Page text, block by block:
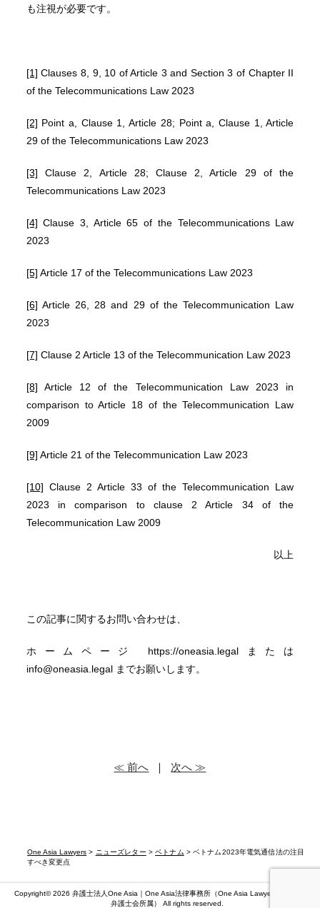
One Asia Lawyers > ニューズレター >ベトナム > ベトナム2023年電気通信法の注目
すべき変更点
も注視が必要です。
[1] Clauses 8, 9, 10 of Article 3 and Section 3 of Chapter II
of the Telecommunications Law 2023
[2] Point a, Clause 1, Article 28; Point a, Clause 1, Article
29 of the Telecommunications Law 2023
[3] Clause 2, Article 28; Clause 2, Article 29 of the
Telecommunications Law 2023
[4] Clause 3, Article 65 of the Telecommunications Law
2023
[5] Article 17 of the Telecommunications Law 2023
[6] Article 26, 28 and 29 of the Telecommunication Law
2023
[7] Clause 2 Article 13 of the Telecommunication Law 2023
[8] Article 12 of the Telecommunication Law 2023 in
comparison to Article 18 of the Telecommunication Law
2009
[9] Article 21 of the Telecommunication Law 2023
[10] Clause 2 Article 33 of the Telecommunication Law
2023 in comparison to clause 2 Article 34 of the
Telecommunication Law 2009
以上
この記事に関するお問い合わせは、
ホームページ https://oneasia.legalまたは
info@oneasia.legal までお願いします。
≪ 前へ ｜ 次へ ≫
Copyright© 2026 弁護士法人One Asia｜One Asia法律事務所（One Asia Lawyers
弁護士会所属） All rights reserved.